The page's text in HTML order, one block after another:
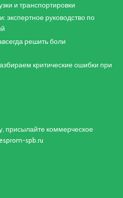
и транспортировки
экспертное руководство по
решить боли
критические ошибки при
присылайте коммерческое
spb.ru